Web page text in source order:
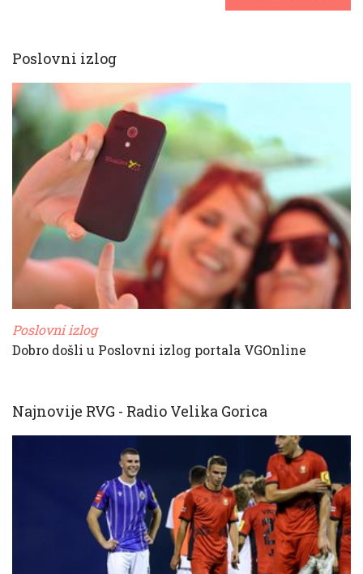
Poslovni izlog
Poslovni izlog
Dobro došli u Poslovni izlog portala VGOnline
Najnovije RVG - Radio Velika Gorica